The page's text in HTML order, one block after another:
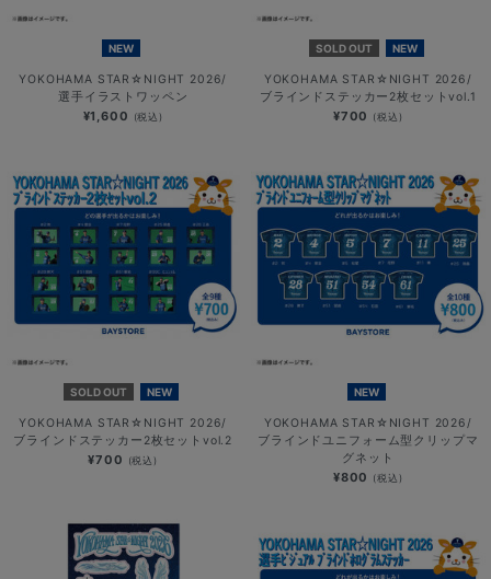
NEW
YOKOHAMA STAR☆NIGHT 2026/
選手イラストワッペン
¥1,600 (税込)
SOLD OUT NEW
YOKOHAMA STAR☆NIGHT 2026/
ブラインドステッカー2枚セットvol.1
¥700 (税込)
SOLD OUT NEW
YOKOHAMA STAR☆NIGHT 2026/
ブラインドステッカー2枚セットvol.2
¥700 (税込)
NEW
YOKOHAMA STAR☆NIGHT 2026/
ブラインドユニフォーム型クリップマ
グネット
¥800 (税込)